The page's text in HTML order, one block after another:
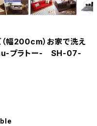
幅200cm）お家で洗え
プラトー- SH-07-